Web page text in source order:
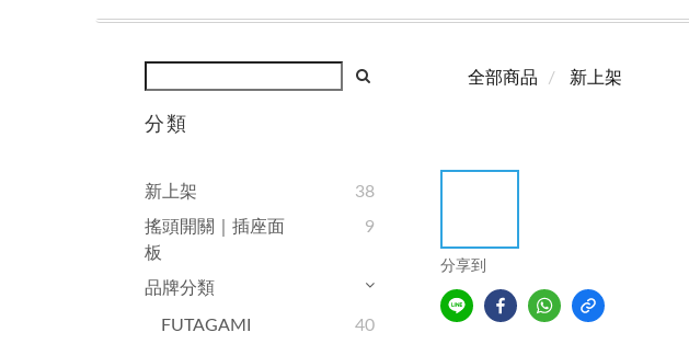
分類
新上架
38
搖頭開關｜插座面
板
9
品牌分類
FUTAGAMI
40
全部商品 新上架
分享到